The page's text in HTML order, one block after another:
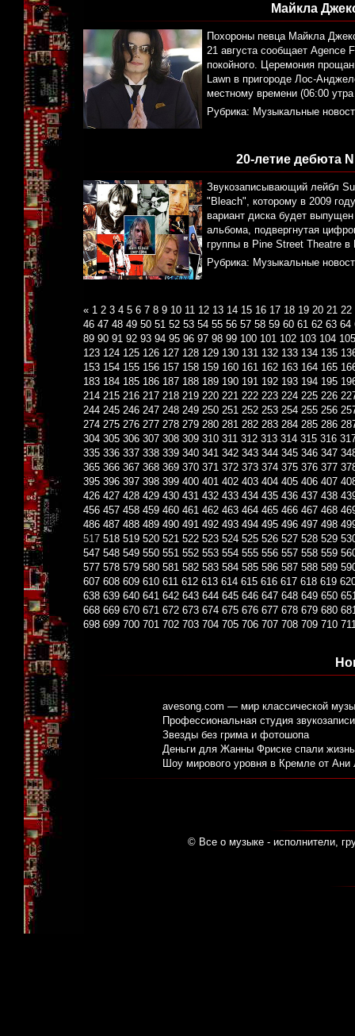
Майкла
Похороны певца Майкла
21 августа сообщает Agence
покойного. Церемония
Lawn в пригороде Лос-
местному времени (06:00
Рубрика: Музыкальные
20-летие дебюта
Звукозаписывающий лейбл
"Bleach", которому в 2009
вариант диска будет
альбома, подвергнутая
группы в Pine Street Theatre в
Рубрика: Музыкальные
« 1 2 3 4 5 6 7 8 9 10 11 12 13 14 15 16 17 18 19 20 21 22
46 47 48 49 50 51 52 53 54 55 56 57 58 59 60 61 62 63 64
89 90 91 92 93 94 95 96 97 98 99 100 101 102 103 104 105
123 124 125 126 127 128 129 130 131 132 133 134 135
153 154 155 156 157 158 159 160 161 162 163 164 165
183 184 185 186 187 188 189 190 191 192 193 194 195
214 215 216 217 218 219 220 221 222 223 224 225 226
244 245 246 247 248 249 250 251 252 253 254 255 256
274 275 276 277 278 279 280 281 282 283 284 285 286
304 305 306 307 308 309 310 311 312 313 314 315 316
335 336 337 338 339 340 341 342 343 344 345 346 347
365 366 367 368 369 370 371 372 373 374 375 376 377
395 396 397 398 399 400 401 402 403 404 405 406 407
426 427 428 429 430 431 432 433 434 435 436 437 438
456 457 458 459 460 461 462 463 464 465 466 467 468
486 487 488 489 490 491 492 493 494 495 496 497 498
517 518 519 520 521 522 523 524 525 526 527 528 529
547 548 549 550 551 552 553 554 555 556 557 558 559
577 578 579 580 581 582 583 584 585 586 587 588 589
607 608 609 610 611 612 613 614 615 616 617 618 619
638 639 640 641 642 643 644 645 646 647 648 649 650
668 669 670 671 672 673 674 675 676 677 678 679 680
698 699 700 701 702 703 704 705 706 707 708 709 710
avesong.com — мир классической
Профессиональная студия
Звезды без грима и фотошопа
Деньги для Жанны Фриске спали
Шоу мирового уровня в Кремле от Ани
© Все о музыке - исполнители,